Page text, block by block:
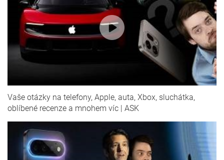
Vaše otázky na telefony, Apple, auta, Xbox, sluchátka,
oblíbené recenze a mnohem víc | ASK